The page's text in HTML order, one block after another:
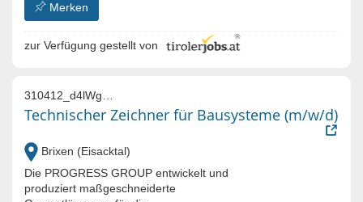
Merken
zur Verfügung gestellt von
310412_d4lWgMmM_gXmapXeW_7diWuVWJDDunfJAv-6
Technischer Zeichner für Bausysteme (m/w/d)
Brixen (Eisacktal)
Die PROGRESS GROUP entwickelt und
produziert maßgeschneiderte